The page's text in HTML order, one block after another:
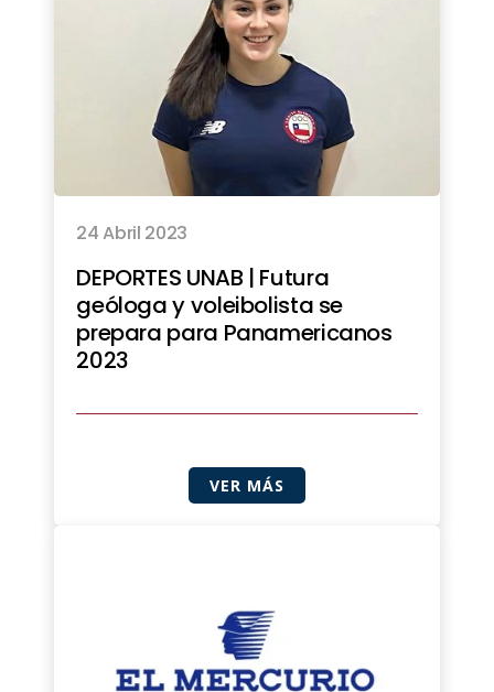
24 Abril 2023
DEPORTES UNAB | Futura
geóloga y voleibolista se
prepara para Panamericanos
2023
VER MÁS